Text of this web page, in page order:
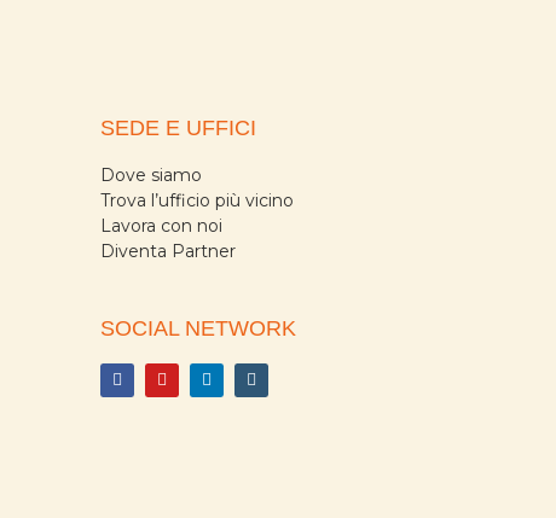
SEDE E UFFICI
Dove siamo
Trova l’ufficio più vicino
Lavora con noi
Diventa Partner
SOCIAL NETWORK